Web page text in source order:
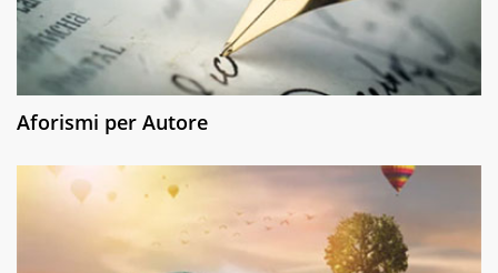
Aforismi per Autore